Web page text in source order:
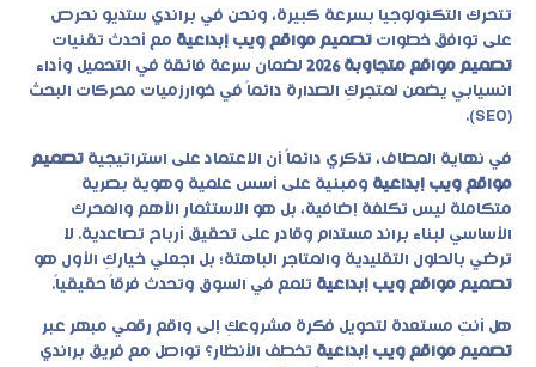
تتحرك التكنولوجيا بسرعة كبيرة، ونحن في براندي ستديو نحرص
على توافق خطوات تصميم مواقع ويب إبداعية مع أحدث تقنيات
تصميم مواقع متجاوبة 2026
لضمان سرعة فائقة في التحميل وأداء
انسيابي يضمن لمتجركِ الصدارة دائماً في خوارزميات محركات البحث
(SEO).
في نهاية المطاف، تذكري دائماً أن الاعتماد على استراتيجية تصميم
مواقع ويب إبداعية ومبنية على أسس علمية وهوية بصرية
متكاملة ليس تكلفة إضافية، بل هو الاستثمار الأهم والمحرك
الأساسي لبناء براند مستدام وقادر على تحقيق أرباح تصاعدية. لا
ترضي بالحلول التقليدية والمتاجر الباهتة؛ بل اجعلي خياركِ الأول هو
تصميم مواقع ويب إبداعية تلمع في السوق وتحدث فرقاً حقيقياً.
هل أنتِ مستعدة لتحويل فكرة مشروعكِ إلى واقع رقمي مبهر عبر
تصميم مواقع ويب إبداعية تخطف الأنظار؟ تواصل مع فريق براندي